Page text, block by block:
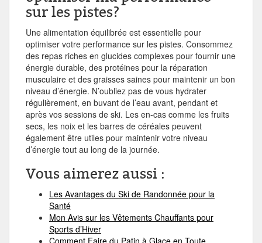
sur les pistes?
Une alimentation équilibrée est essentielle pour
optimiser votre performance sur les pistes. Consommez
des repas riches en glucides complexes pour fournir une
énergie durable, des protéines pour la réparation
musculaire et des graisses saines pour maintenir un bon
niveau d’énergie. N’oubliez pas de vous hydrater
régulièrement, en buvant de l’eau avant, pendant et
après vos sessions de ski. Les en-cas comme les fruits
secs, les noix et les barres de céréales peuvent
également être utiles pour maintenir votre niveau
d’énergie tout au long de la journée.
Vous aimerez aussi :
Les Avantages du Ski de Randonnée pour la
Santé
Mon Avis sur les Vêtements Chauffants pour
Sports d’Hiver